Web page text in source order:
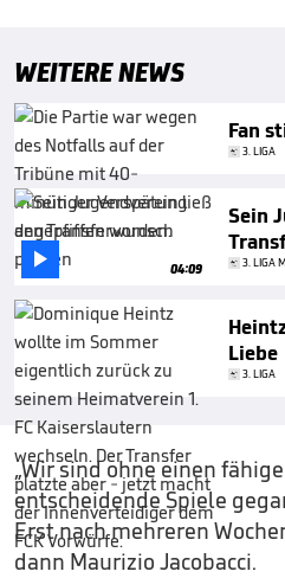
WEITERE NEWS
Fan
3. LIGA
 04:09
Sein
3. LIGA
Liebe
3. LIGA
„Wir sind ohne einen
entscheidende Spiele
Erst nach mehreren
dann Maurizio Jacobacci.